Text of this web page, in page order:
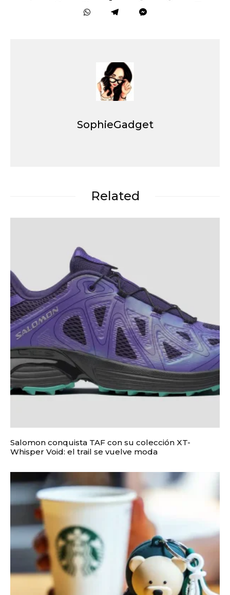
SophieGadget
Related
Salomon conquista TAF con su colección XT-
Whisper Void: el trail se vuelve moda